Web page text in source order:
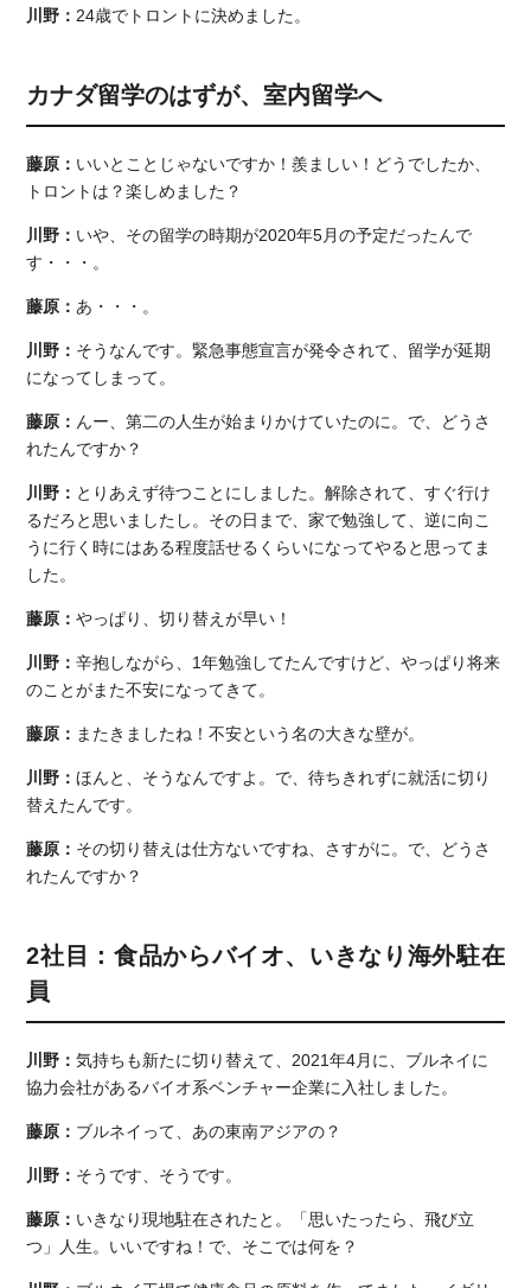
川野： 24歳でトロントに決めました。
カナダ留学のはずが、室内留学へ
藤原： いいとことじゃないですか！羨ましい！どうでしたか、
トロントは？楽しめました？
川野： いや、その留学の時期が2020年5月の予定だったんで
す・・・。
藤原： あ・・・。
川野： そうなんです。緊急事態宣言が発令されて、留学が延期
になってしまって。
藤原： んー、第二の人生が始まりかけていたのに。で、どうさ
れたんですか？
川野： とりあえず待つことにしました。解除されて、すぐ行け
るだろと思いましたし。その日まで、家で勉強して、逆に向こ
うに行く時にはある程度話せるくらいになってやると思ってま
した。
藤原：やっぱり、切り替えが早い！
川野：辛抱しながら、1年勉強してたんですけど、やっぱり将来
のことがまた不安になってきて。
藤原： またきましたね！不安という名の大きな壁が。
川野：ほんと、そうなんですよ。で、待ちきれずに就活に切り
替えたんです。
藤原： その切り替えは仕方ないですね、さすがに。で、どうさ
れたんですか？
2社目：食品からバイオ、いきなり海外駐在
員
川野：気持ちも新たに切り替えて、2021年4月に、ブルネイに
協力会社があるバイオ系ベンチャー企業に入社しました。
藤原： ブルネイって、あの東南アジアの？
川野： そうです、そうです。
藤原： いきなり現地駐在されたと。「思いたったら、飛び立
つ」人生。いいですね！で、そこでは何を？